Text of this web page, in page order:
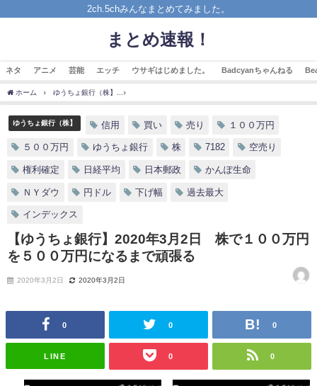
2ch.5chみんなまとめてみました。
まとめ速報！
ネタ アニメ 芸能 エッチ ウサギはじめました。 Badcyanちゃんねる
ホーム ゆうちょ銀行（株】
ゆうちょ銀行（株】 信用 買い 売り １００万円
５００万円 ゆうちょ銀行 株 7182 空売り
権利確定 日経平均 日本郵政 かんぽ生命
ＮＹダウ 円ドル 下げ幅 過去最大
インデックス
【ゆうちょ銀行】2020年3月2日 株で１００万円
を５００万円になるまで頑張る
2020年3月2日 2020年3月2日
0 0 0
LINE 0 0